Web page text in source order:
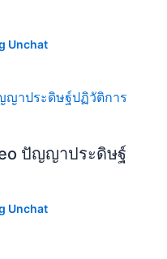
Unchat
ปัญญาประดิษฐ์
Unchat